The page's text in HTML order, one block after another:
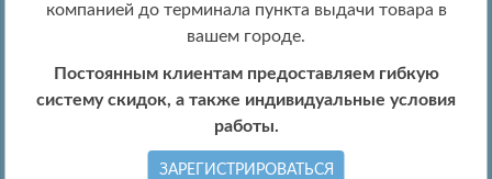
компанией до терминала пункта выдачи товара в
вашем городе.
Постоянным клиентам предоставляем гибкую
систему скидок, а также индивидуальные условия
работы.
ЗАРЕГИСТРИРОВАТЬСЯ